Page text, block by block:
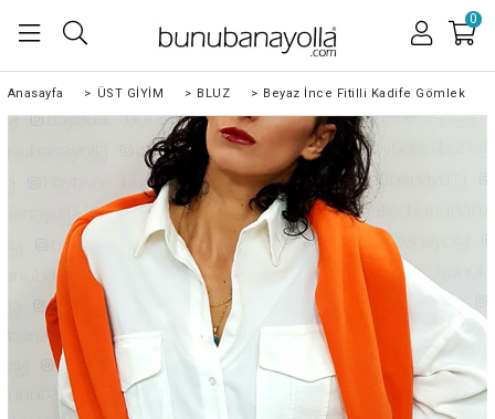
0
Anasayfa > ÜST GİYİM > BLUZ > Beyaz İnce Fitilli Kadife Gömlek